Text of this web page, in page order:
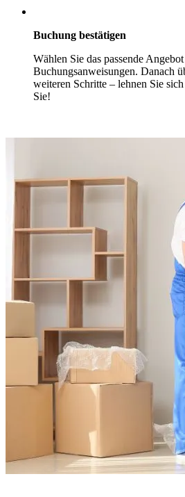
Buchung bestätigen
Wählen Sie das passende
Buchungsanweisungen. Danach
weiteren Schritte – lehnen Sie
Sie!